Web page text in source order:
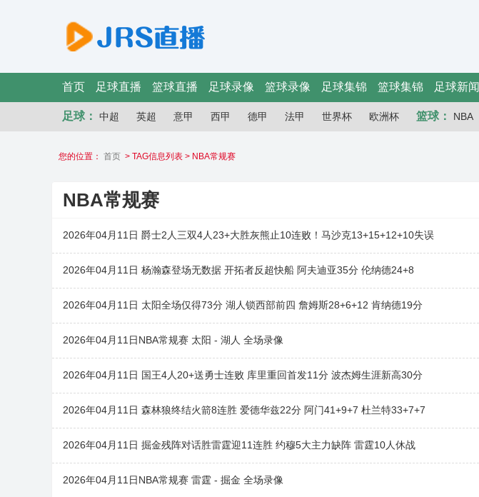
首页 足球直播 篮球直播 足球录像 篮球录像 足球集锦 篮球集锦 足球新闻
足球： 中超 英超 意甲 西甲 德甲 法甲 世界杯 欧洲杯 篮球： NBA
您的位置： 首页 > TAG信息列表 > NBA常规赛
NBA常规赛
2026年04月11日 爵士2人三双4人23+大胜灰熊止10连败！马沙克13+15+12+10失误
2026年04月11日 杨瀚森登场无数据 开拓者反超快船 阿夫迪亚35分 伦纳德24+8
2026年04月11日 太阳全场仅得73分 湖人锁西部前四 詹姆斯28+6+12 肯纳德19分
2026年04月11日NBA常规赛 太阳 - 湖人 全场录像
2026年04月11日 国王4人20+送勇士连败 库里重回首发11分 波杰姆生涯新高30分
2026年04月11日 森林狼终结火箭8连胜 爱德华兹22分 阿门41+9+7 杜兰特33+7+7
2026年04月11日 掘金残阵对话胜雷霆迎11连胜 约穆5大主力缺阵 雷霆10人休战
2026年04月11日NBA常规赛 雷霆 - 掘金 全场录像